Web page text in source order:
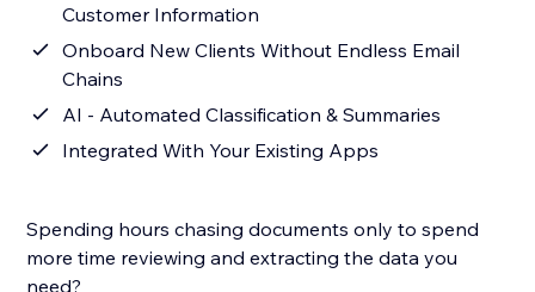
Customer Information
Onboard New Clients Without Endless Email
Chains
AI - Automated Classification & Summaries
Integrated With Your Existing Apps
Spending hours chasing documents only to spend
more time reviewing and extracting the data you
need?